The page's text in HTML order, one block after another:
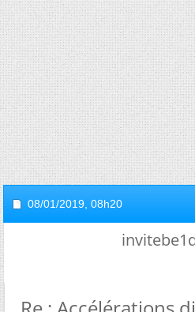
08/01/2019, 08h20